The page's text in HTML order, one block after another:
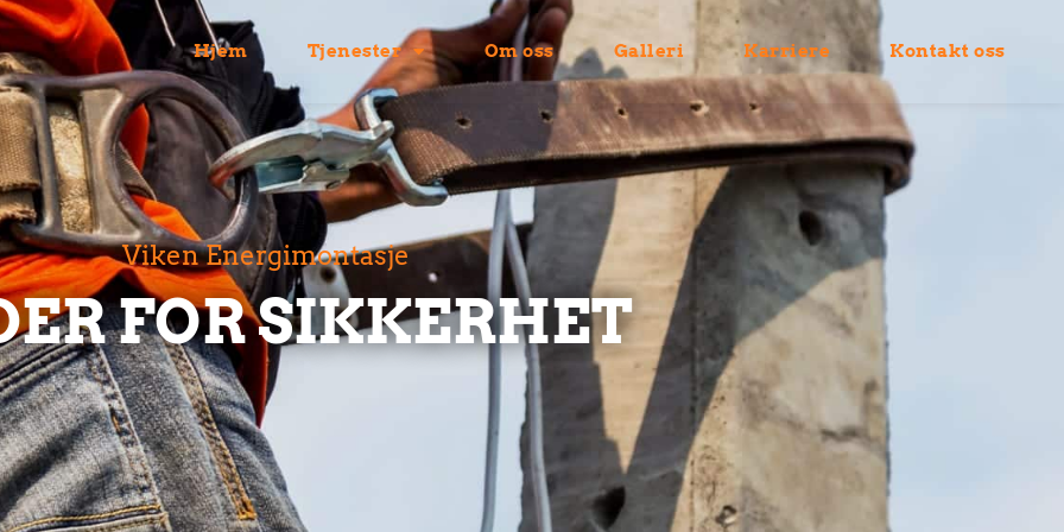
Hjem Tjenester Om oss Galleri Karriere Kontakt oss
Viken Energimontasje
FOR SIKKERHET